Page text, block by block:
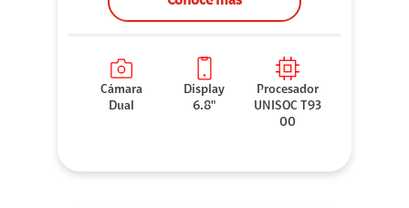
Cámara
Dual
Display
6.8"
Procesador
UNISOC T93
00